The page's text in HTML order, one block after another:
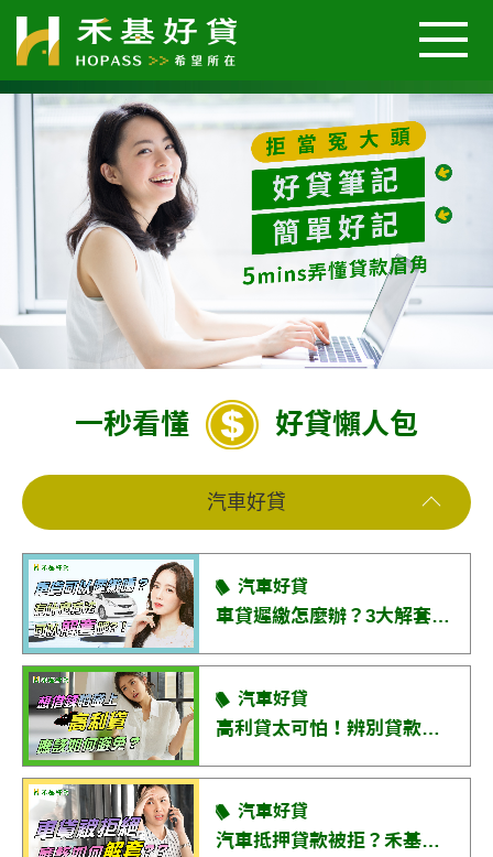
關於我們
汽車好貸
機車好貸
二胎房屋好貸
好貸案例
線上申貸
一秒看懂 好貸懶人包
汽車好貸
汽車好貸
車貸遲繳怎麼辦？3大解套方式讓你過關！
汽車好貸
高利貸太可怕！辨別貸款陷阱，申貸前必知安全攻略！
汽車好貸
汽車抵押貸款被拒？禾基專業團隊教你解套！